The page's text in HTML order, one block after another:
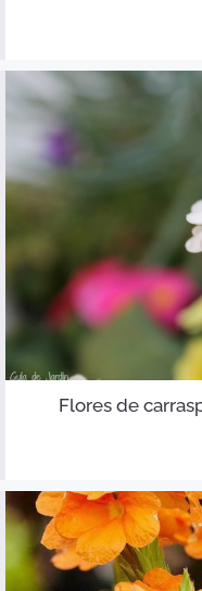
Flores de